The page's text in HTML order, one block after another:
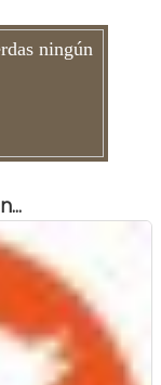
ningún